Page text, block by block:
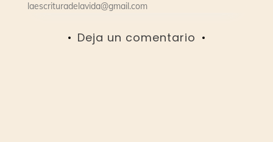
laescrituradelavida@gmail.com
Deja un comentario